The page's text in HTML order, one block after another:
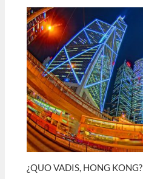
¿QUO VADIS, HONG KONG?